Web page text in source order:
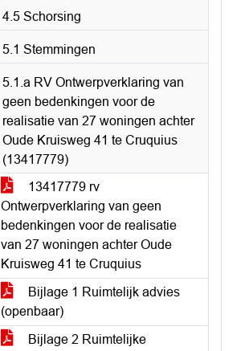
4.5 Schorsing
5.1 Stemmingen
5.1.a RV Ontwerpverklaring van
geen bedenkingen voor de
realisatie van 27 woningen achter
Oude Kruisweg 41 te Cruquius
(13417779)
13417779 rv
Ontwerpverklaring van geen
bedenkingen voor de realisatie
van 27 woningen achter Oude
Kruisweg 41 te Cruquius
Bijlage 1 Ruimtelijk advies
(openbaar)
Bijlage 2 Ruimtelijke